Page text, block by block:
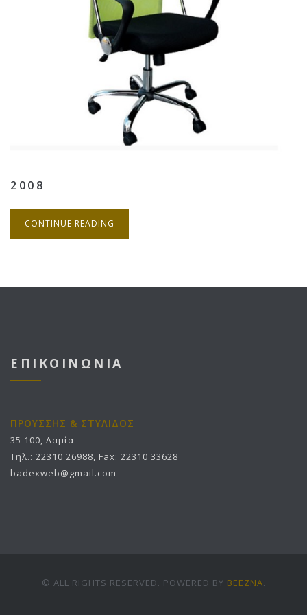
2008
CONTINUE READING
ΕΠΙΚΟΙΝΩΝΙΑ
ΠΡΟΥΣΣΗΣ & ΣΤΥΛΙΔΟΣ
35 100, Λαμία
Τηλ.: 22310 26988, Fax: 22310 33628
badexweb@gmail.com
© ALL RIGHTS RESERVED. POWERED BY BEEZNA.